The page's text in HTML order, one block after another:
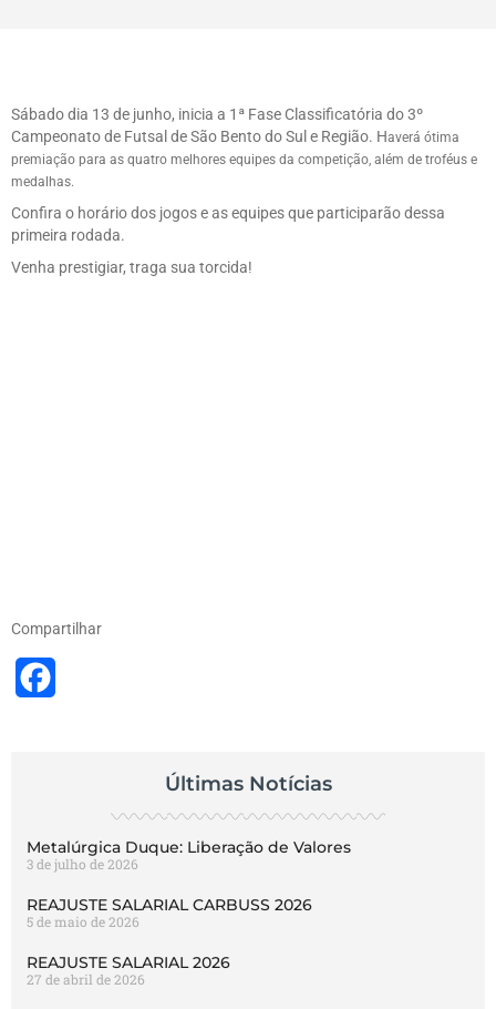
Sábado dia 13 de junho, inicia a 1ª Fase Classificatória do 3º
Campeonato de Futsal de São Bento do Sul e Região. Haverá ótima
premiação para as quatro melhores equipes da competição, além de troféus e
medalhas.
Confira o horário dos jogos e as equipes que participarão dessa
primeira rodada.
Venha prestigiar, traga sua torcida!
Compartilhar
Últimas Notícias
Metalúrgica Duque: Liberação de Valores
3 de julho de 2026
REAJUSTE SALARIAL CARBUSS 2026
5 de maio de 2026
REAJUSTE SALARIAL 2026
27 de abril de 2026